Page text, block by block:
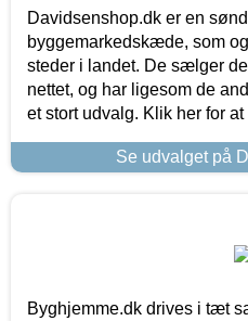
Davidsenshop.dk er en
byggemarkedskæde, som
steder i landet. De sælger
nettet, og har ligesom de
et stort udvalg. Klik her for
Se udvalget på
Byghjemme.dk drives i tæt